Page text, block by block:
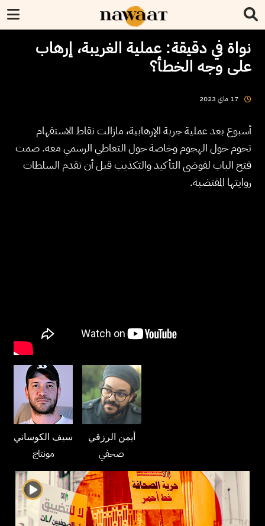
نواة في دقيقة: عملية الغريبة، إرهاب
على وجه الخطأ؟
17 ماي 2023
أسبوع بعد عملية جربة الإرهابية، مازالت نقاط الاستفهام
تحوم حول الهجوم وخاصة حول التعاطي الرسمي معه. صمت
فتح الباب لفوضى التأكيد والتكذيب قبل أن تقدم السلطات
روايتها المقتضبة.
سيف الكوساني
مونتاج
أيمن الرزقي
صحفي